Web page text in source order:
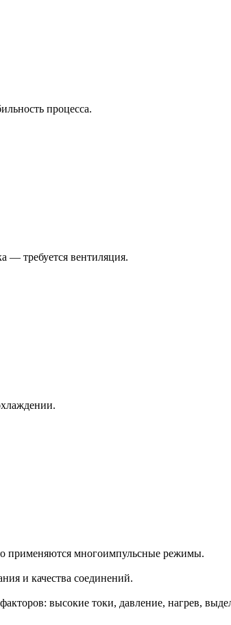
процесса.
— требуется вентиляция.
применяются многоимпульсные режимы.
и качества соединений.
высокие токи, давление, нагрев,